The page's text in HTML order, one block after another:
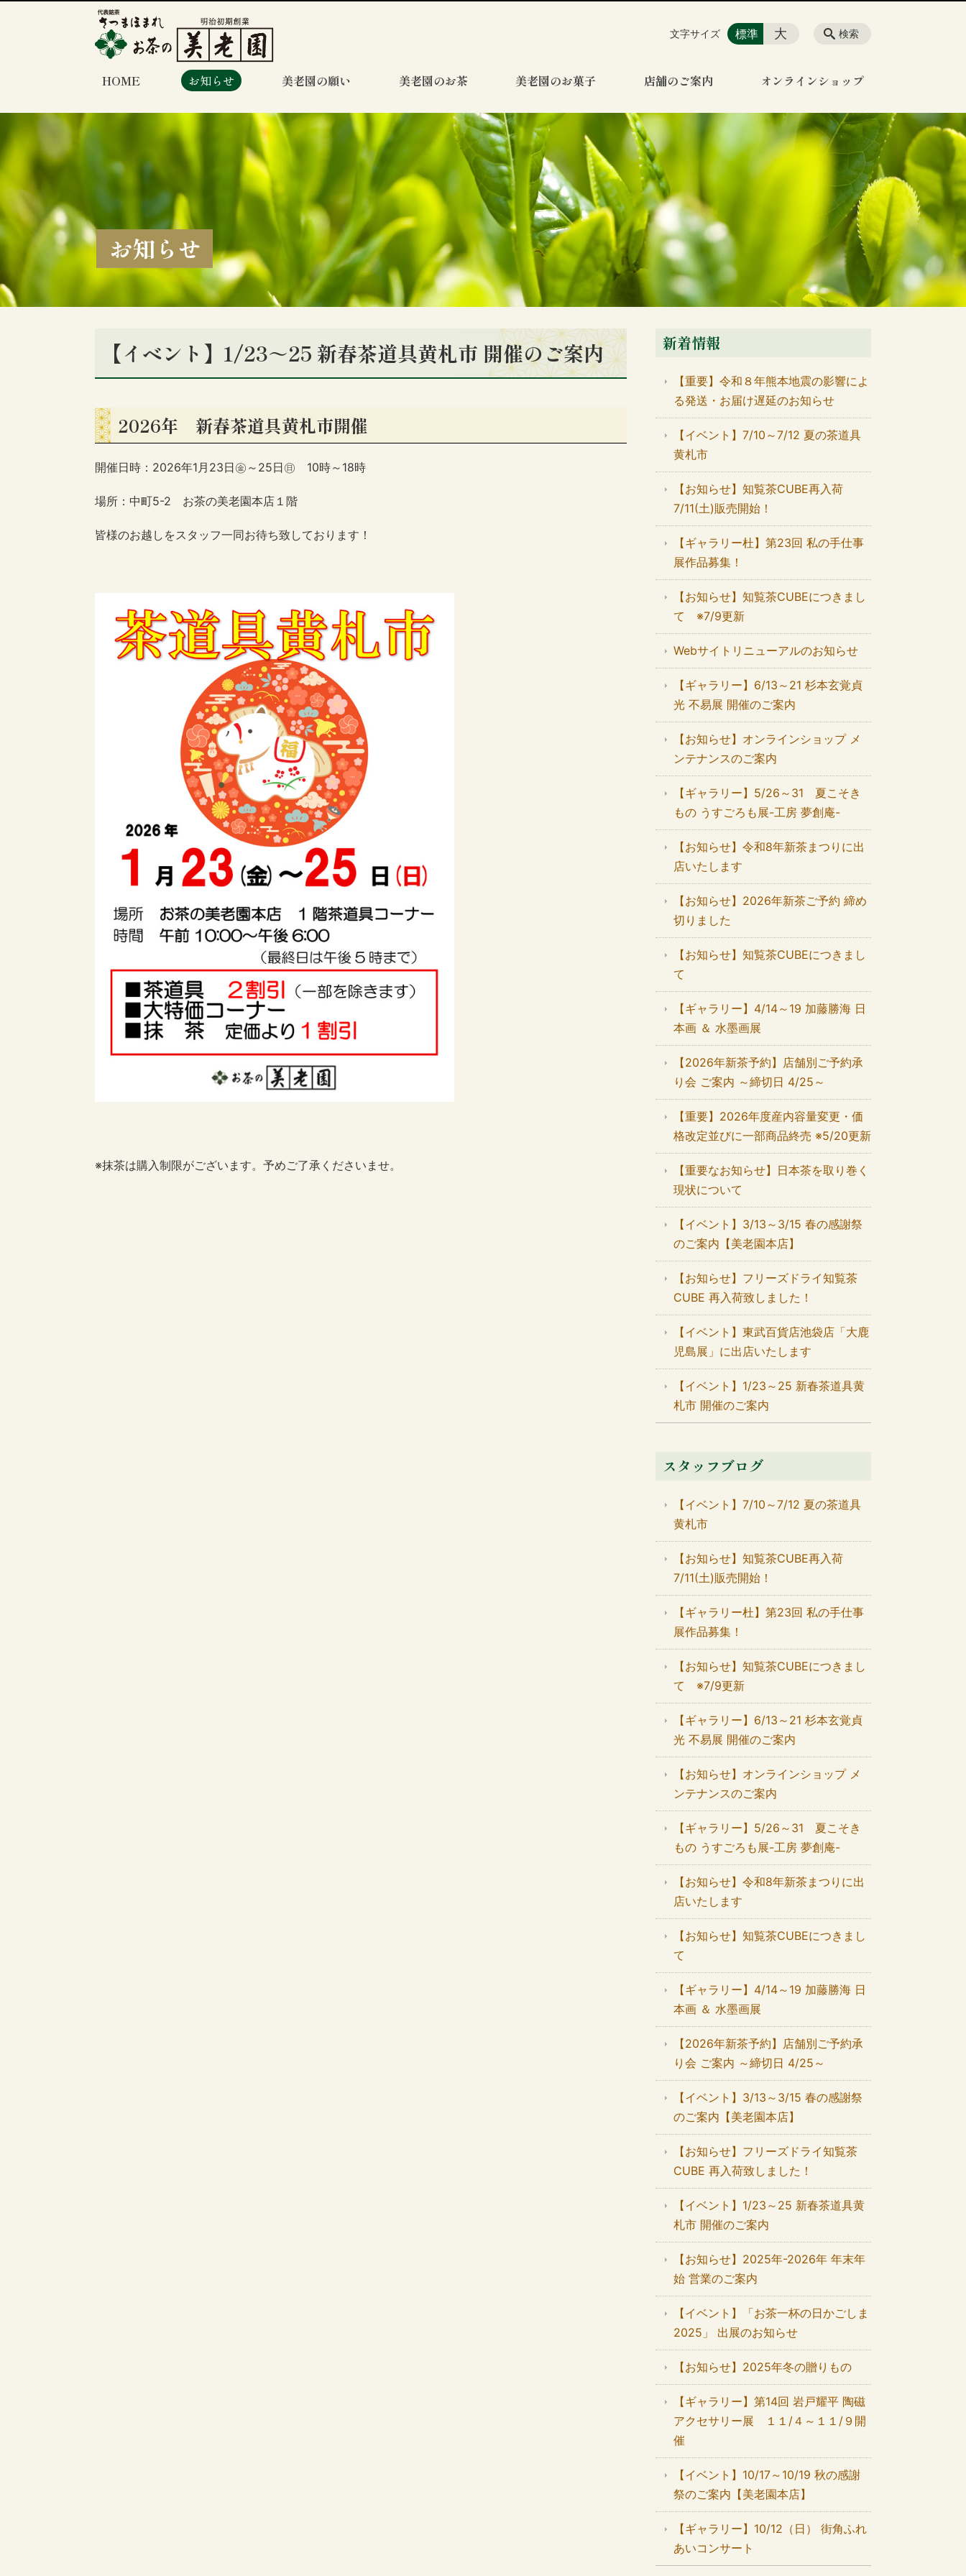
HOME お知らせ 美老園の願い 美老園のお茶 美老園のお菓子 店舗のご案内 オンラインショップ
検索
文字サイズ 標準 大
お知らせ
【イベント】1/23～25 新春茶道具黄札市 開催のご案内
2026年 新春茶道具黄札市開催
開催日時：2026年1月23日㊎～25日㊐ 10時～18時
場所：中町5-2 お茶の美老園本店１階
皆様のお越しをスタッフ一同お待ち致しております！
※抹茶は購入制限がございます。予めご了承くださいませ。
新着情報
【重要】令和８年熊本地震の影響によ
る発送・お届け遅延のお知らせ
【イベント】7/10～7/12 夏の茶道具
黄札市
【お知らせ】知覧茶CUBE再入荷
7/11(土)販売開始！
【ギャラリー杜】第23回 私の手仕事
展作品募集！
【お知らせ】知覧茶CUBEにつきまし
て ※7/9更新
Webサイトリニューアルのお知らせ
【ギャラリー】6/13～21 杉本玄覚貞
光 不易展 開催のご案内
【お知らせ】オンラインショップ メ
ンテナンスのご案内
【ギャラリー】5/26～31 夏こそき
もの うすごろも展-工房 夢創庵-
【お知らせ】令和8年新茶まつりに出
店いたします
【お知らせ】2026年新茶ご予約 締め
切りました
【お知らせ】知覧茶CUBEにつきまし
て
【ギャラリー】4/14～19 加藤勝海 日
本画 ＆ 水墨画展
【2026年新茶予約】店舗別ご予約承
り会 ご案内 ～締切日 4/25～
【重要】2026年度産内容量変更・価
格改定並びに一部商品終売 ※5/20更新
【重要なお知らせ】日本茶を取り巻く
現状について
【イベント】3/13～3/15 春の感謝祭
のご案内【美老園本店】
【お知らせ】フリーズドライ知覧茶
CUBE 再入荷致しました！
【イベント】東武百貨店池袋店「大鹿
児島展」に出店いたします
【イベント】1/23～25 新春茶道具黄
札市 開催のご案内
スタッフブログ
【イベント】7/10～7/12 夏の茶道具
黄札市
【お知らせ】知覧茶CUBE再入荷
7/11(土)販売開始！
【ギャラリー杜】第23回 私の手仕事
展作品募集！
【お知らせ】知覧茶CUBEにつきまし
て ※7/9更新
【ギャラリー】6/13～21 杉本玄覚貞
光 不易展 開催のご案内
【お知らせ】オンラインショップ メ
ンテナンスのご案内
【ギャラリー】5/26～31 夏こそき
もの うすごろも展-工房 夢創庵-
【お知らせ】令和8年新茶まつりに出
店いたします
【お知らせ】知覧茶CUBEにつきまし
て
【ギャラリー】4/14～19 加藤勝海 日
本画 ＆ 水墨画展
【2026年新茶予約】店舗別ご予約承
り会 ご案内 ～締切日 4/25～
【イベント】3/13～3/15 春の感謝祭
のご案内【美老園本店】
【お知らせ】フリーズドライ知覧茶
CUBE 再入荷致しました！
【イベント】1/23～25 新春茶道具黄
札市 開催のご案内
【お知らせ】2025年-2026年 年末年
始 営業のご案内
【イベント】「お茶一杯の日かごしま
2025」 出展のお知らせ
【お知らせ】2025年冬の贈りもの
【ギャラリー】第14回 岩戸耀平 陶磁
アクセサリー展 １１/４～１１/９開
催
【イベント】10/17～10/19 秋の感謝
祭のご案内【美老園本店】
【ギャラリー】10/12（日） 街角ふれ
あいコンサート